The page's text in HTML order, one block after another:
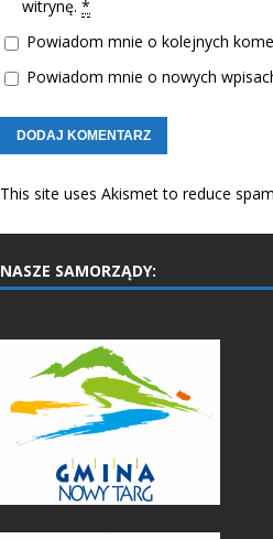
witrynę. *
Powiadom mnie o kolejnych
Powiadom mnie o nowych
This site uses Akismet to reduce
NASZE SAMORZĄDY: